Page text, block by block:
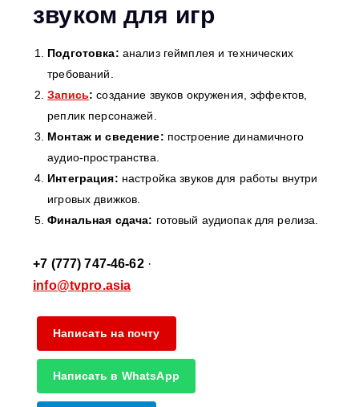
звуком для игр
Подготовка: анализ геймплея и технических
требований.
Запись: создание звуков окружения, эффектов,
реплик персонажей.
Монтаж и сведение: построение динамичного
аудио-пространства.
Интеграция: настройка звуков для работы внутри
игровых движков.
Финальная сдача: готовый аудиопак для релиза.
+7 (777) 747-46-62·
info@tvpro.asia
Написать на почту
Написать в WhatsApp